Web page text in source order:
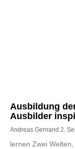
Ausbildung
Ausbilder
Andreas Gernand 2.
lernen Zwei